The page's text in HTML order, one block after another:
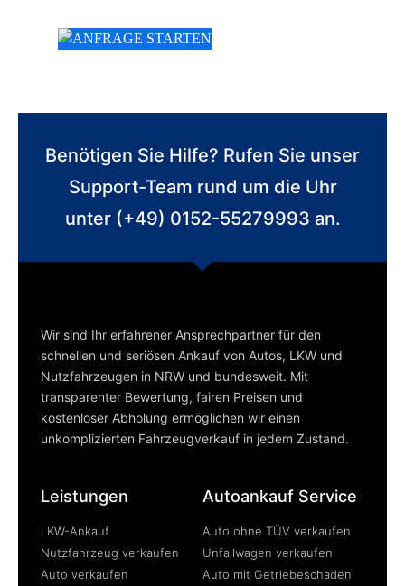
Benötigen Sie Hilfe? Rufen Sie unser
Support-Team rund um die Uhr
unter (+49) 0152-55279993 an.
Wir sind Ihr erfahrener Ansprechpartner für den
schnellen und seriösen Ankauf von Autos, LKW und
Nutzfahrzeugen in NRW und bundesweit. Mit
transparenter Bewertung, fairen Preisen und
kostenloser Abholung ermöglichen wir einen
unkomplizierten Fahrzeugverkauf in jedem Zustand.
Leistungen
LKW-Ankauf
Nutzfahrzeug verkaufen
Auto verkaufen
Autoankauf Service
Auto ohne TÜV verkaufen
Unfallwagen verkaufen
Auto mit Getriebeschaden